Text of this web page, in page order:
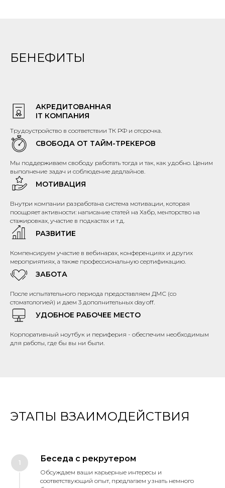
БЕНЕФИТЫ
АКРЕДИТОВАННАЯ
IT КОМПАНИЯ
Трудоустройство в соответствии ТК РФ и отсрочка.
СВОБОДА ОТ ТАЙМ-ТРЕКЕРОВ
Мы поддерживаем свободу работать тогда и так, как удобно. Ценим
выполнение задач и соблюдение дедлайнов.
МОТИВАЦИЯ
Внутри компании разработана система мотивации, которая
поощряет активности: написание статей на Хабр, менторство на
стажировках, участие в подкастах и т.д.
РАЗВИТИЕ
Компенсируем участие в вебинарах, конференциях и других
мероприятиях, а также профессиональную сертификацию.
ЗАБОТА
После испытательного периода предоставляем ДМС (со
стоматологией) и даем 3 дополнительных day off.
УДОБНОЕ РАБОЧЕЕ МЕСТО
Корпоративный ноутбук и периферия - обеспечим необходимым
для работы, где бы вы ни были.
ЭТАПЫ ВЗАИМОДЕЙСТВИЯ
Беседа с рекрутером
Обсуждаем ваши карьерные интересы и
соответствующий опыт, предлагаем узнать немного